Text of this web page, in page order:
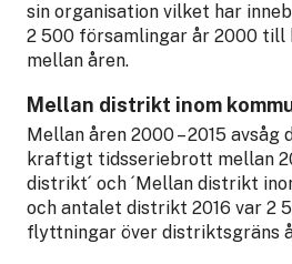
sin organisation vilket har
2 500 församlingar år 2000 till
mellan åren.
Mellan distrikt inom
Mellan åren 2000 – 2015
kraftigt tidsseriebrott mellan
distrikt´ och ´Mellan distrikt
och antalet distrikt 2016 var 2
flyttningar över distriktsgräns